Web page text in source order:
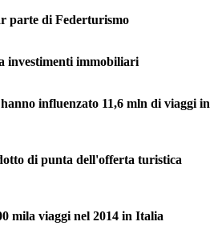
parte di Federturismo
investimenti immobiliari
influenzato 11,6 mln di viaggi in
di punta dell'offerta turistica
mila viaggi nel 2014 in Italia